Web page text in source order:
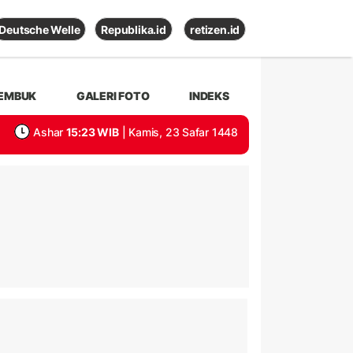
Deutsche Welle Republika.id retizen.id
GALERI FOTO INDEKS
Ashar 15:23 WIB | Kamis, 23 Safar 1448